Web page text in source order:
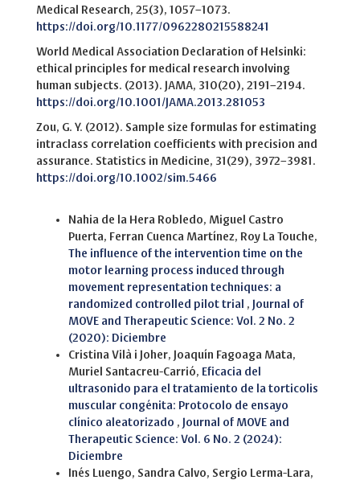
Medical Research, 25(3), 1057–1073.
https://doi.org/10.1177/0962280215588241
World Medical Association Declaration of Helsinki:
ethical principles for medical research involving
human subjects. (2013). JAMA, 310(20), 2191–2194.
https://doi.org/10.1001/JAMA.2013.281053
Zou, G. Y. (2012). Sample size formulas for estimating
intraclass correlation coefficients with precision and
assurance. Statistics in Medicine, 31(29), 3972–3981.
https://doi.org/10.1002/sim.5466
Nahia de la Hera Robledo, Miguel Castro
Puerta, Ferran Cuenca Martínez, Roy La Touche,
The influence of the intervention time on the
motor learning process induced through
movement representation techniques: a
randomized controlled pilot trial , Journal of
MOVE and Therapeutic Science: Vol. 2 No. 2
(2020): Diciembre
Cristina Vilà i Joher, Joaquín Fagoaga Mata,
Muriel Santacreu-Carrió, Eficacia del
ultrasonido para el tratamiento de la torticolis
muscular congénita: Protocolo de ensayo
clínico aleatorizado , Journal of MOVE and
Therapeutic Science: Vol. 6 No. 2 (2024):
Diciembre
Inés Luengo, Sandra Calvo, Sergio Lerma-Lara,